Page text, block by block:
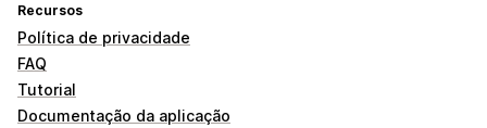
Recursos
Política de privacidade
FAQ
Tutorial
Documentação da aplicação